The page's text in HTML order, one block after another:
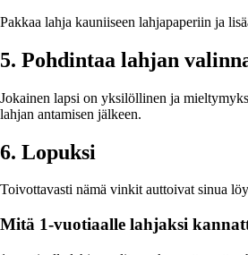
Pakkaa lahja kauniiseen lahjapaperiin ja
5. Pohdintaa lahjan
Jokainen lapsi on yksilöllinen ja
lahjan antamisen jälkeen.
6. Lopuksi
Toivottavasti nämä vinkit auttoivat sinua
Mitä 1-vuotiaalle lahjaksi